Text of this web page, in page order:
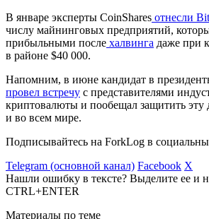
В январе эксперты CoinShares отнесли
числу майнинговых предприятий,
прибыльными после халвинга даже при
в районе $40 000.
Напомним, в июне кандидат в
провел встречу с представителями
криптовалюты и пообещал защитить
и во всем мире.
Подписывайтесь на ForkLog в
Telegram (основной канал) Facebook X
Нашли ошибку в тексте? Выделите ее и
CTRL+ENTER
Материалы по теме